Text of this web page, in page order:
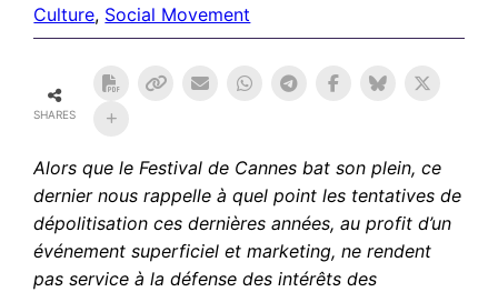
Culture, Social Movement
SHARES
Alors que le Festival de Cannes bat son plein, ce
dernier nous rappelle à quel point les tentatives de
dépolitisation ces dernières années, au profit d’un
événement superficiel et marketing, ne rendent
pas service à la défense des intérêts des